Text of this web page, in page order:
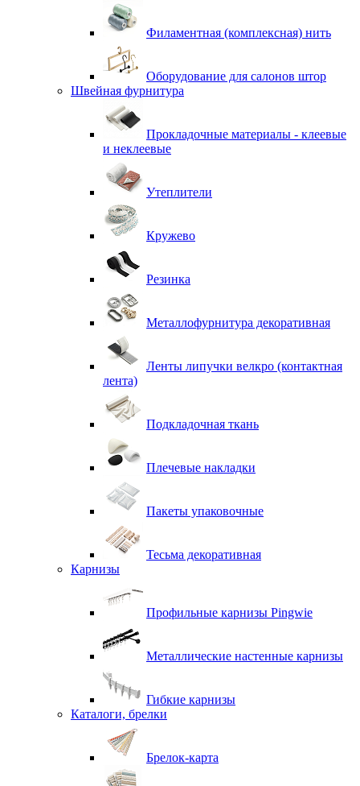
Филаментная (комплексная) нить
Оборудование для салонов штор
Швейная фурнитура
Прокладочные материалы - клеевые
и неклеевые
Утеплители
Кружево
Резинка
Металлофурнитура декоративная
Ленты липучки велкро (контактная
лента)
Подкладочная ткань
Плечевые накладки
Пакеты упаковочные
Тесьма декоративная
Карнизы
Профильные карнизы Pingwie
Металлические настенные карнизы
Гибкие карнизы
Каталоги, брелки
Брелок-карта